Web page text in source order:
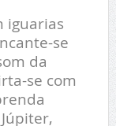
iguarias
se
da
se com